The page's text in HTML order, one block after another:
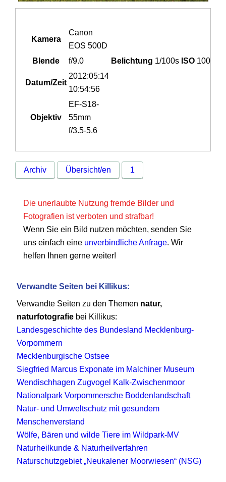
Kamera
Canon
EOS 500D
Blende
f/9.0 Belichtung 1/100s ISO 100
Datum/Zeit
2012:05:14
10:54:56
Objektiv
EF-S18-
55mm
f/3.5-5.6
Archiv Übersicht/en 1
Die unerlaubte Nutzung fremde Bilder und
Fotografien ist verboten und strafbar!
Wenn Sie ein Bild nutzen möchten, senden Sie
uns einfach eine unverbindliche Anfrage. Wir
helfen Ihnen gerne weiter!
Verwandte Seiten bei Killikus:
Verwandte Seiten zu den Themen natur,
naturfotografie bei Killikus:
Landesgeschichte des Bundesland Mecklenburg-
Vorpommern
Mecklenburgische Ostsee
Siegfried Marcus Exponate im Malchiner Museum
Wendischhagen Zugvogel Kalk-Zwischenmoor
Nationalpark Vorpommersche Boddenlandschaft
Natur- und Umweltschutz mit gesundem
Menschenverstand
Wölfe, Bären und wilde Tiere im Wildpark-MV
Naturheilkunde & Naturheilverfahren
Naturschutzgebiet „Neukalener Moorwiesen“ (NSG)